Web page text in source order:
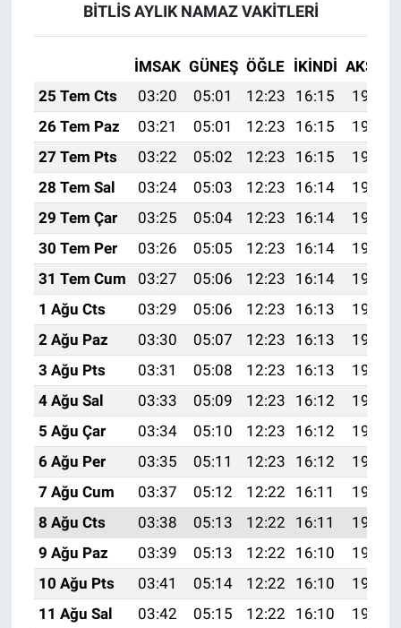
BİTLİS AYLIK NAMAZ VAKITLERI
İMSAK GÜNEŞ ÖĞLE İKINDI AKŞAM
25 Tem Cts
03:20 05:01 12:23 16:15
19:36
26 Tem Paz
03:21 05:01 12:23 16:15
19:35
27 Tem Pts
03:22 05:02 12:23 16:15
19:34
28 Tem Sal
03:24 05:03 12:23 16:14
19:33
29 Tem Çar
03:25 05:04 12:23 16:14
19:32
30 Tem Per
03:26 05:05 12:23 16:14
19:31
31 Tem Cum
03:27 05:06 12:23 16:14
19:31
1 Ağu Cts
03:29 05:06 12:23 16:13
19:30
2 Ağu Paz
03:30 05:07 12:23 16:13
19:29
3 Ağu Pts
03:31 05:08 12:23 16:13
19:28
4 Ağu Sal
03:33 05:09 12:23 16:12
19:27
5 Ağu Çar
03:34 05:10 12:23 16:12
19:25
6 Ağu Per
03:35 05:11 12:23 16:12
19:24
7 Ağu Cum
03:37 05:12 12:22 16:11
19:23
8 Ağu Cts
03:38 05:13 12:22 16:11
19:22
9 Ağu Paz
03:39 05:13 12:22 16:10
19:21
10 Ağu Pts
03:41 05:14 12:22 16:10
19:20
11 Ağu Sal
03:42 05:15 12:22 16:10
19:19